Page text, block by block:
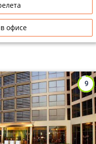
офисе
9